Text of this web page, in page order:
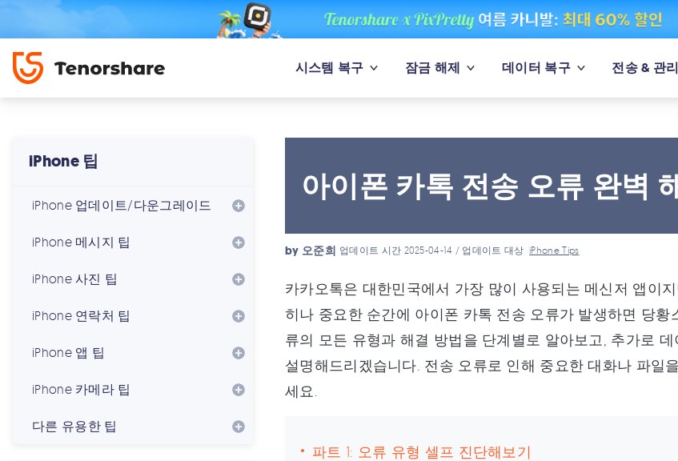
시스템 복구 잠금 해제 데이터 복구 전송 & 관리
iPhone 팁
iPhone 업데이트/다운그레이드
iPhone 메시지 팁
iPhone 사진 팁
iPhone 연락처 팁
iPhone 앱 팁
iPhone 카메라 팁
다른 유용한 팁
아이폰 카톡 전송 오류 완벽
by 오준희 업데이트 시간 2025-04-14 / 업데이트 대상iPhone Tips
카카오톡은 대한민국에서 가장 많이 사용되는 메신저 앱이
히나 중요한 순간에 아이폰 카톡 전송 오류가 발생하면 당
류의 모든 유형과 해결 방법을 단계별로 알아보고, 추가로
설명해드리겠습니다. 전송 오류로 인해 중요한 대화나 파일
세요.
파트 1: 오류 유형 셀프 진단해보기